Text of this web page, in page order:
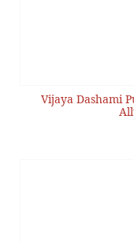
Vijaya Dashami